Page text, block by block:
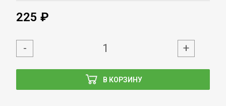
225 ₽
В КОРЗИНУ
- +